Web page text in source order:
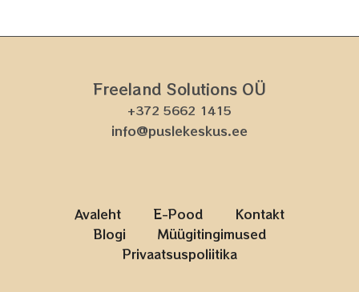
Freeland Solutions OÜ
+372 5662 1415
info@puslekeskus.ee
Avaleht E-Pood
Kontakt
Blogi
Müügitingimused
Privaatsuspoliitika